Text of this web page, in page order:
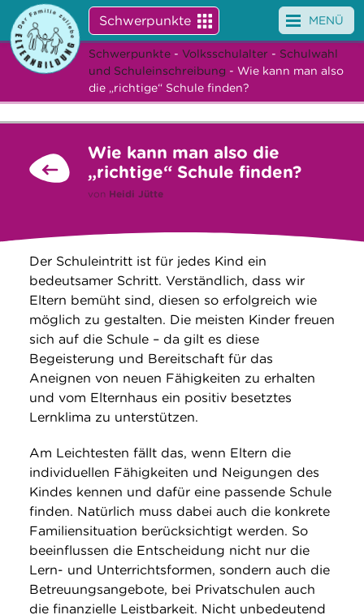
Schwerpunkte
Angebote
Veranstaltungen
Service
Suche
MENÜ
Schwerpunkte - Volksschulalter - Schulwahl
und Schuleinschreibung - Wie kann man also
die „richtige“ Schule finden?
Wie kann man also die
„richtige“ Schule finden?
von Heidi Jütte
Der Schuleintritt ist für jedes Kind ein
bedeutsamer Schritt. Verständlich, dass wir
Eltern bemüht sind, diesen so erfolgreich wie
möglich zu gestalten. Die meisten Kinder freuen
sich auf die Schule – da gilt es diese
Begeisterung und Bereitschaft für das
Aneignen von neuen Fähigkeiten zu erhalten
und vom Elternhaus ein positiv besetztes
Lernklima zu unterstützen.
Am Leichtesten fällt das, wenn Eltern die
individuellen Fähigkeiten und Neigungen des
Kindes kennen und dafür eine passende Schule
finden. Natürlich muss dabei auch die konkrete
Familiensituation berücksichtigt werden. So
beeinflussen die Entscheidung nicht nur die
Lern- und Unterrichtsformen, sondern auch die
Betreuungsangebote, bei Privatschulen auch
die finanzielle Leistbarkeit. Nicht unbedeutend